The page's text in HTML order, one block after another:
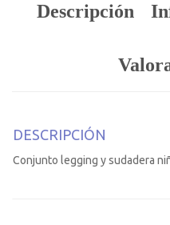
Descripción
DESCRIPCIÓN
Conjunto legging y sudadera